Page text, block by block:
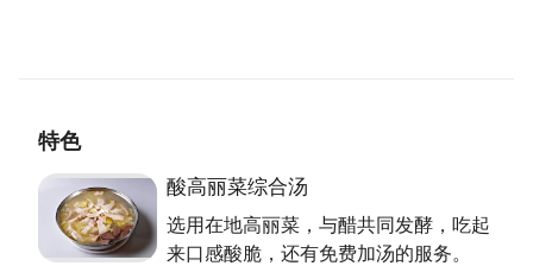
加汤是基本服务。用在来米搓出的客家米苔目，外观雪
白晶莹，炒或煮汤口感都Q弹，很有饱足感，碗内还有
木耳、虾仁、韭菜等，料多实在，米苔目加糖水就可以
成为点心。
传承父母料理好手艺的招牌白斩鸡，是自父母传承所得
特色
酸高丽菜综合汤
选用在地高丽菜，与醋共同发酵，吃起
来口感酸脆，还有免费加汤的服务。